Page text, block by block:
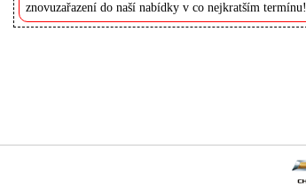
znovuzařazení do naší nabídky v co nejkratším termínu!